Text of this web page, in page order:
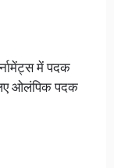
में पदक
ओलंपिक पदक